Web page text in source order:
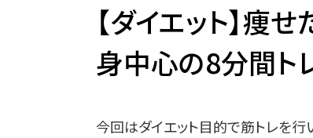
【ダイエット】痩
身中心の8分間ト
今回はダイエット目的で筋トレを